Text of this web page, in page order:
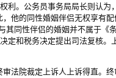
利。公务员事务局局长则认为
他的同性婚姻伴侣无权享有
其同性伴侣的婚姻并不属于《
定和税务决定提出司法复核。
法院裁定上诉人上诉得直。